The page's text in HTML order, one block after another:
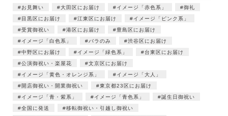
お見舞い
大田区にお届け イメージ「赤色系」
御礼
目黒区にお届け
江東区にお届け
イメージ「ピンク系」
受賞御祝い
港区にお届け
豊島区にお届け
イメージ「白色系」
バラのみ
渋谷区にお届け
中野区にお届け
イメージ「緑色系」
台東区にお届け
公演御祝い・楽屋花
文京区にお届け
イメージ「黄色・オレンジ系」
イメージ「大人」
開店御祝い・開業御祝い
東京都23区にお届け
イメージ「青・紫系」
イメージ「青色系」
誕生日御祝い
全国に発送
移転御祝い・引越し御祝い